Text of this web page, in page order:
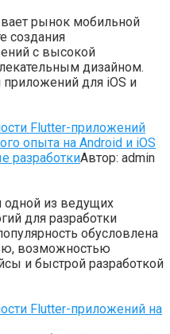
рынок мобильной
создания
с высокой
дизайном.
приложений для iOS и
Flutter-приложений
опыта на Android и iOS
разработкиАвтор: admin
одной из ведущих
для разработки
обусловлена
возможностью
и быстрой разработкой
Flutter-приложений на